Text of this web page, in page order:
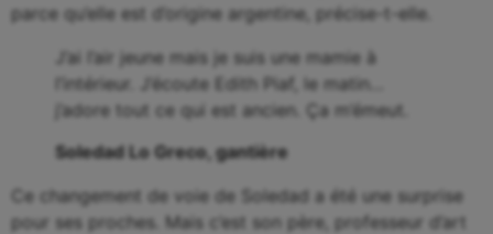
parce qu’elle est d’origine argentine, précise-t-elle.
J’ai l’air jeune mais je suis une mamie à
l’intérieur. J’écoute Edith Piaf, le matin…
j’adore tout ce qui est ancien. Ça m’émeut.
Soledad Lo Greco, gantière
Ce changement de voie de Soledad a été une surprise
pour ses proches. Mais c’est son père, professeur d’art